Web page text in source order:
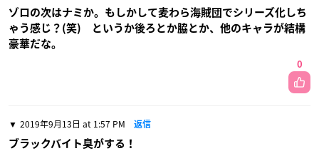
ゾロの次はナミか。もしかして麦わら海賊団でシリーズ化しち
ゃう感じ？(笑) というか後ろとか脇とか、他のキャラが結構
豪華だな。
0
2019年9月13日 at 1:57 PM 返信
ブラックバイト臭がする！